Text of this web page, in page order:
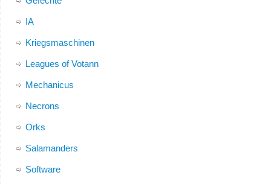
IA
Kriegsmaschinen
Leagues of Votann
Mechanicus
Necrons
Orks
Salamanders
Software